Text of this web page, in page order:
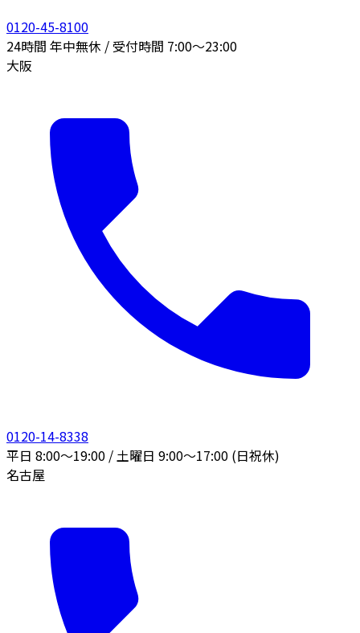
0120-45-8100
24時間 年中無休 / 受付時間 7:00〜23:00
大阪
0120-14-8338
平日 8:00〜19:00 / 土曜日 9:00〜17:00 (日祝休)
名古屋